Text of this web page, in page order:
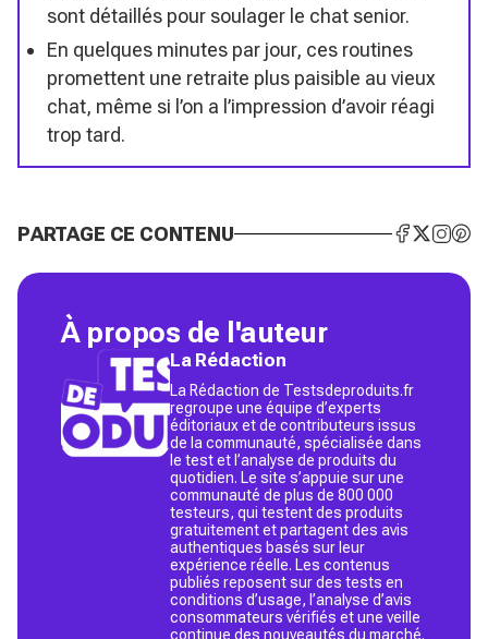
sont détaillés pour soulager le chat senior.
En quelques minutes par jour, ces routines
promettent une retraite plus paisible au vieux
chat, même si l’on a l’impression d’avoir réagi
trop tard.
PARTAGE CE CONTENU
À propos de l'auteur
La Rédaction
La Rédaction de Testsdeproduits.fr
regroupe une équipe d’experts
éditoriaux et de contributeurs issus
de la communauté, spécialisée dans
le test et l’analyse de produits du
quotidien. Le site s’appuie sur une
communauté de plus de 800 000
testeurs, qui testent des produits
gratuitement et partagent des avis
authentiques basés sur leur
expérience réelle. Les contenus
publiés reposent sur des tests en
conditions d’usage, l’analyse d’avis
consommateurs vérifiés et une veille
continue des nouveautés du marché.